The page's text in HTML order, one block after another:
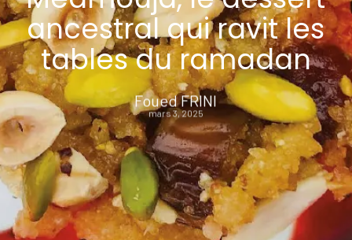
ancestral qui ravit les
tables du ramadan
Foued FRINI
mars 3, 2025